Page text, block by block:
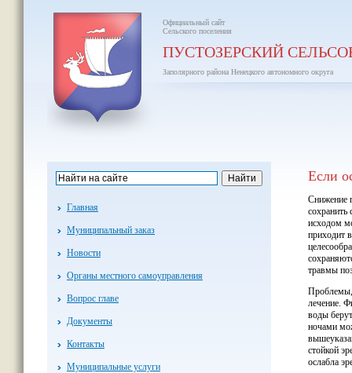
Официальный сайт
Сельского поселения
ПУСТОЗЕРСКИЙ
Заполярного района Ненецкого автономного округа
Главная
Муниципальный заказ
Новости
Органы местного самоуправления
Вопрос главе
Документы
Контакты
Муниципальные услуги
Если
Снижение
сохранить
исходом
приходит
травмы
Проблемы,
лечение.
воды
ночами
стойкой
ослабла